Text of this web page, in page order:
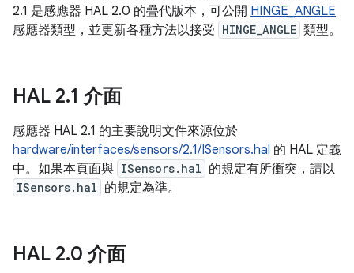
2.1 是感應器 HAL 2.0 的疊代版本，可公開 HINGE_ANGLE
感應器類型，並更新各種方法以接受 HINGE_ANGLE 類型。
HAL 2.1 介面
感應器 HAL 2.1 的主要說明文件來源位於
hardware/interfaces/sensors/2.1/ISensors.hal 的 HAL 定義
中。如果本頁面與 ISensors.hal 的規定有所衝突，請以
ISensors.hal 的規定為準。
HAL 2.0 介面